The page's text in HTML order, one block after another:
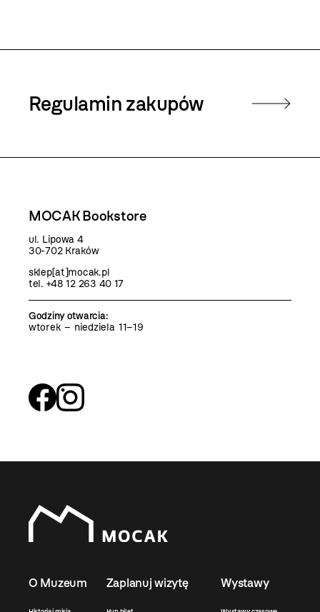
Regulamin zakupów
MOCAK Bookstore
ul. Lipowa 4
30-702 Kraków
sklep[at]mocak.pl
tel. +48 12 263 40 17
Godziny otwarcia:
wtorek – niedziela 11–19
O Muzeum Zaplanuj wizytę Wystawy